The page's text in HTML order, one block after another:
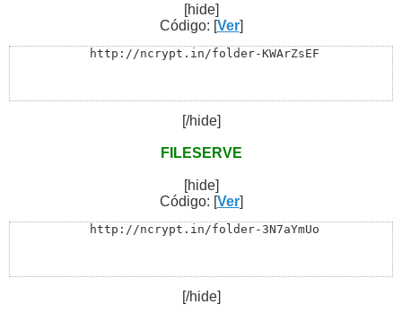
[hide]
Código: [Ver]
http://ncrypt.in/folder-KWArZsEF
[/hide]
FILESERVE
[hide]
Código: [Ver]
http://ncrypt.in/folder-3N7aYmUo
[/hide]